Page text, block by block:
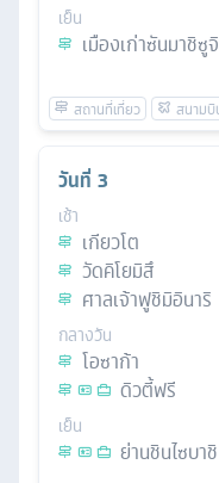
เย็น
เมืองเก่าซันมาชิซูจิ
วันที่ 3
เช้า
เกียวโต
วัดคิโยมิสึ
ศาลเจ้าฟูชิมิอินาริ
กลางวัน
โอซาก้า
ดิวตี้ฟรี
เย็น
ย่านชินไซบาชิ